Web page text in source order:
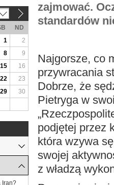
zajmować.
standardów
Najgorsze, co
przywracania
Dobrze, że
Pietryga w
podjętej przez
która wzywa
swojej
z władzą
ND
1
2
8
9
15
16
22
23
29
30
Iran?